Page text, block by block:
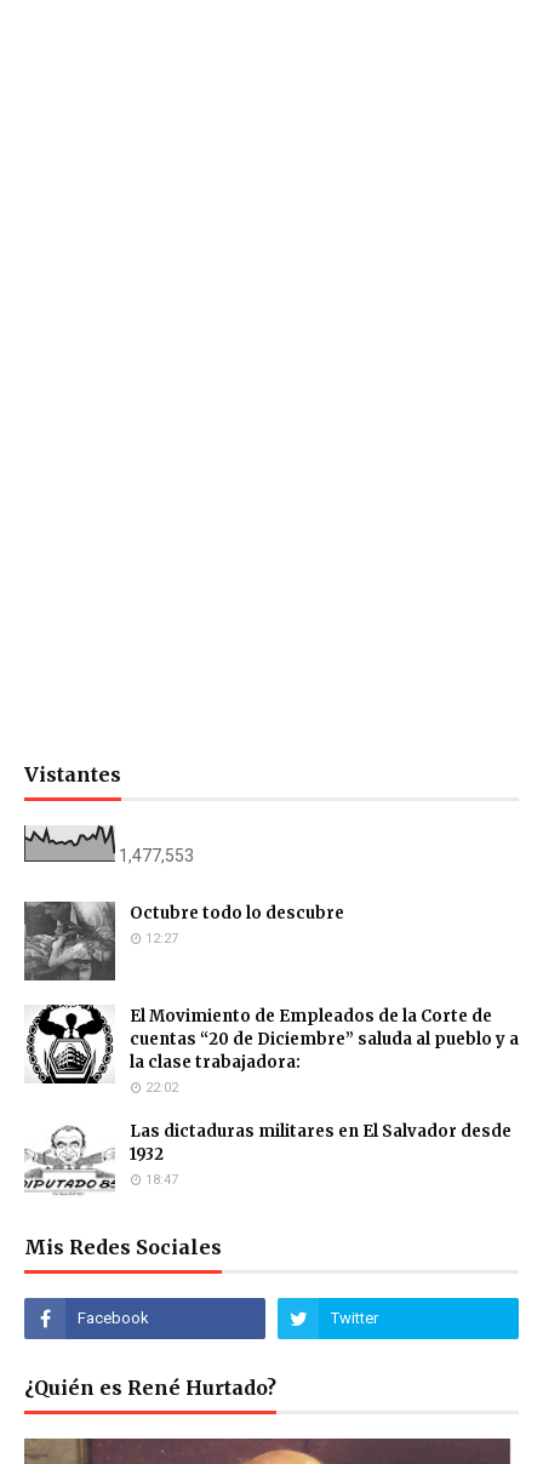
Vistantes
1,477,553
Octubre todo lo descubre
12:27
El Movimiento de Empleados de la Corte de
cuentas “20 de Diciembre” saluda al pueblo y a
la clase trabajadora:
22:02
Las dictaduras militares en El Salvador desde
1932
18:47
Mis Redes Sociales
¿Quién es René Hurtado?